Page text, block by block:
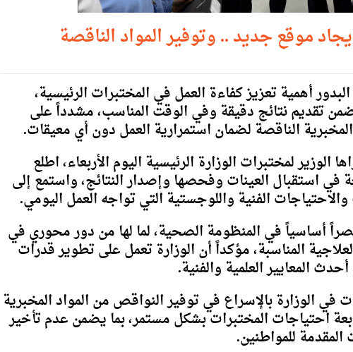
موقع جديد .. وتوفير المواد الناقصة
أهمية تعزيز كفاءة العمل في المختبرات الرئيسية،
تقديم نتائج دقيقة وفي الوقت المناسب، مشدداً على
الناقصة لضمان استمرارية العمل دون أي معيقات.
لمختبرات الوزارة الرئيسية اليوم الأربعاء، اطلع
في استقبال العينات وفحصها وإصدار النتائج، واستمع إلى
الفنية واللوجستية التي تواجه العمل اليومي.
أساسياً في المنظومة الصحية، لما لها من دور محوري في
المناسبة، مؤكداً أن الوزارة تعمل على تطوير قدرات
المعايير العلمية والفنية.
في الوزارة بالإسراع في توفير النواقص من المواد المخبرية
احتياجات المختبرات بشكل مستمر، بما يضمن عدم تأخير
للمواطنين.